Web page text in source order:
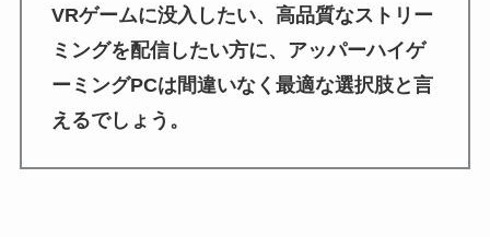
VRゲームに没入したい、高品質なストリー
ミングを配信したい方に、アッパーハイゲ
ーミングPCは間違いなく最適な選択肢と言
えるでしょう。